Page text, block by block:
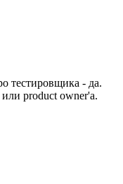
тестировщика - да.
или product owner'а.